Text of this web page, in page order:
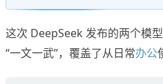
这次 DeepSeek 发布的两个模
“一文一武”，覆盖了从日常办公